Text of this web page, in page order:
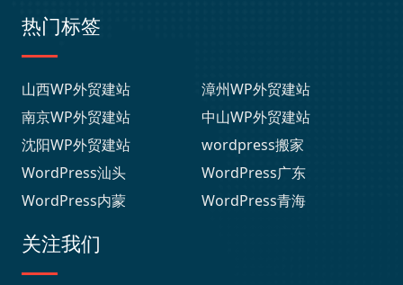
热门标签
山西WP外贸建站
漳州WP外贸建站
南京WP外贸建站
中山WP外贸建站
沈阳WP外贸建站
wordpress搬家
WordPress汕头
WordPress广东
WordPress内蒙
WordPress青海
关注我们